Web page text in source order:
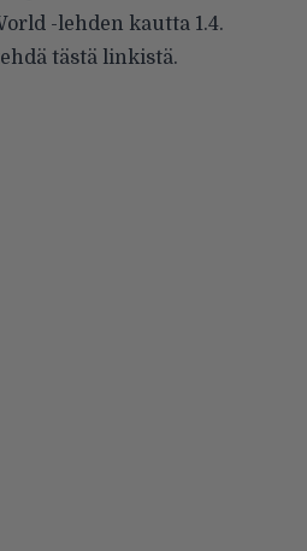
-lehden kautta 1.4.
tästä linkistä.